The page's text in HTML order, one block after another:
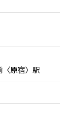
宮前〈原宿〉駅